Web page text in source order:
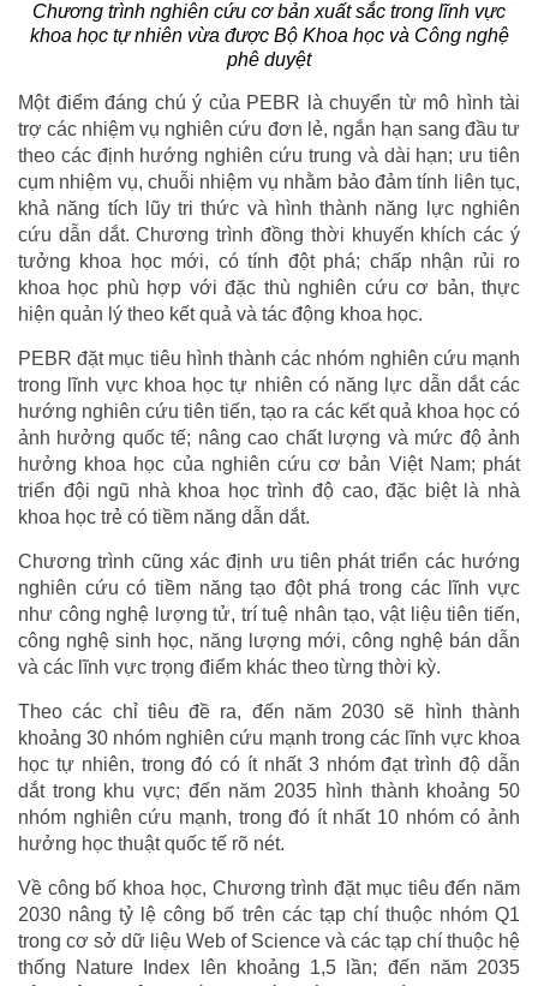
Chương trình nghiên cứu cơ bản xuất sắc trong lĩnh vực
khoa học tự nhiên vừa được Bộ Khoa học và Công nghệ
phê duyệt
Một điểm đáng chú ý của PEBR là chuyển từ mô hình tài
trợ các nhiệm vụ nghiên cứu đơn lẻ, ngắn hạn sang đầu tư
theo các định hướng nghiên cứu trung và dài hạn; ưu tiên
cụm nhiệm vụ, chuỗi nhiệm vụ nhằm bảo đảm tính liên tục,
khả năng tích lũy tri thức và hình thành năng lực nghiên
cứu dẫn dắt. Chương trình đồng thời khuyến khích các ý
tưởng khoa học mới, có tính đột phá; chấp nhận rủi ro
khoa học phù hợp với đặc thù nghiên cứu cơ bản, thực
hiện quản lý theo kết quả và tác động khoa học.
PEBR đặt mục tiêu hình thành các nhóm nghiên cứu mạnh
trong lĩnh vực khoa học tự nhiên có năng lực dẫn dắt các
hướng nghiên cứu tiên tiến, tạo ra các kết quả khoa học có
ảnh hưởng quốc tế; nâng cao chất lượng và mức độ ảnh
hưởng khoa học của nghiên cứu cơ bản Việt Nam; phát
triển đội ngũ nhà khoa học trình độ cao, đặc biệt là nhà
khoa học trẻ có tiềm năng dẫn dắt.
Chương trình cũng xác định ưu tiên phát triển các hướng
nghiên cứu có tiềm năng tạo đột phá trong các lĩnh vực
như công nghệ lượng tử, trí tuệ nhân tạo, vật liệu tiên tiến,
công nghệ sinh học, năng lượng mới, công nghệ bán dẫn
và các lĩnh vực trọng điểm khác theo từng thời kỳ.
Theo các chỉ tiêu đề ra, đến năm 2030 sẽ hình thành
khoảng 30 nhóm nghiên cứu mạnh trong các lĩnh vực khoa
học tự nhiên, trong đó có ít nhất 3 nhóm đạt trình độ dẫn
dắt trong khu vực; đến năm 2035 hình thành khoảng 50
nhóm nghiên cứu mạnh, trong đó ít nhất 10 nhóm có ảnh
hưởng học thuật quốc tế rõ nét.
Về công bố khoa học, Chương trình đặt mục tiêu đến năm
2030 nâng tỷ lệ công bố trên các tạp chí thuộc nhóm Q1
trong cơ sở dữ liệu Web of Science và các tạp chí thuộc hệ
thống Nature Index lên khoảng 1,5 lần; đến năm 2035